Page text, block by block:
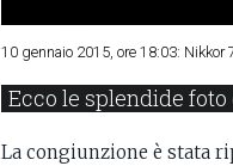
10 gennaio 2015, ore 18:03:
Ecco le splendide
La congiunzione è stata